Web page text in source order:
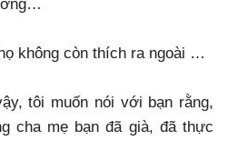
không còn thích ra ngoài …
tôi muốn nói với bạn rằng,
cha mẹ bạn đã già, đã thực